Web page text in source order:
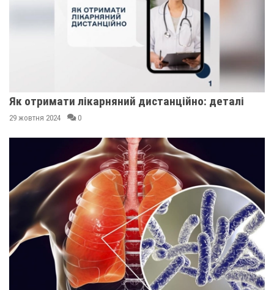
Як отримати лікарняний дистанційно: деталі
29 жовтня 2024 0